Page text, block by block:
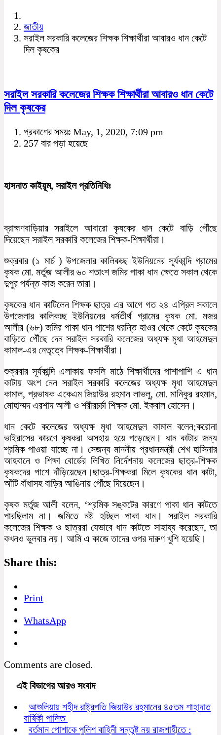
জাতীয়
সরাইল সরকারি কলেজের শিক্ষক শিক্ষার্থীরা আবারও ধান কেটে
দিল কৃষকের
সরাইল সরকারি কলেজের শিক্ষক শিক্ষার্থীরা আবারও ধান কেটে
দিল কৃষকের
প্রকাশের সময়ঃ May, 1, 2020, 7:09 pm
257 বার পড়া হয়েছে
হাসনাত কাইয়ূম, সরাইল প্রতিনিধিঃ
ব্রাহ্মণবাড়িয়ার সরাইলে আবারো কৃষকের ধান কেটে বাড়ি পৌঁছে
দিয়েছেন সরাইল সরকারি কলেজের শিক্ষক-শিক্ষার্থীরা।
শুক্রবার (১ মার্চ ) উপজেলার কালিকচ্ছ ইউনিয়নের সূর্যকান্দি গ্রামের
কৃষক মো. মর্তুজ আলীর ৬০ শতাংশ জমির পাকা ধান ক্ষেতে সকাল থেকে
দুপুর পর্যন্ত কাজ করেন তারা।
কৃষকের ধান কাটিলেন শিক্ষক ছাত্র এর আগে গত ২৪ এপ্রিল সকালে
উপজেলার কালিকচ্ছ ইউনিয়নের ধর্মতীর্থ গ্রামের কৃষক মো. মজর
আলীর (৬৮) জমির পাকা ধান পাশের ধরন্তি হাওর থেকে কেটে কৃষকের
বাড়িতে পৌঁছে দেন সরাইল সরকারি কলেজের অধ্যক্ষ মৃধা আহমেদুল
কামাল-এর নেতৃত্বে শিক্ষক-শিক্ষার্থীরা।
শুক্রবার সূর্যকান্দি এলাকায় ফসলি মাঠে শিক্ষার্থীদের পাশাপাশি এ ধান
কাটায় অংশ নেন সরাইল সরকারি কলেজের অধ্যক্ষ মৃধা আহমেদুল
কামাল, প্রভাষক একেএম জিয়াউর রহমান লাভলু, মো. মানিকুর রহমান,
মোহাম্মদ এরশাদ আলী ও শরীরচর্চা শিক্ষক মো. ইকবাল হোসেন।
ধান কেটে কলেজের অধ্যক্ষ মৃধা আহমেদুল কামাল বলেন;করোনা
ভাইরাসের কারণে কৃষকরা অসহায় হয়ে পড়েছেন। ধান কাটার জন্য
শ্রমিক পাওয়া যাচ্ছে না। সেজন্য মাননীয় প্রধানমন্ত্রী শেখ হাসিনার
আহবানে ও শিক্ষা বোর্ডের লিখিত নির্দেশনায় কলেজের ছাত্র-শিক্ষক
কৃষকদের পাশে দাঁড়িয়েছেন।ছাত্র-শিক্ষকরা মিলে কৃষকের ধান কাটা,
আঁটি বাঁধাসহ বাড়ির আঙিনায় পৌঁছে দিয়েছেন।
কৃষক মর্তুজ আলী বলেন, ‘শ্রমিক সঙ্কটের কারণে পাকা ধান কাটতে
পারছিলাম না। জমিতে নষ্ট হচ্ছিল পাকা ধান। সরাইল সরকারি
কলেজের শিক্ষক ও ছাত্ররা যেভাবে ধান কাটতে সাহায্য করেছেন, তা
কখনও ভুলবার নয়। আমি এ কাজে তাদের ওপর দারুণ খুশি হয়েছি।
Share this:
Print
WhatsApp
Comments are closed.
এই বিভাগের আরও সংবাদ
আশুলিয়ায় শহীদ রাষ্ট্রপতি জিয়াউর রহমানের ৪৫তম শাহাদাত
বার্ষিকী পালিত
বর্তমান পোশাকে পুলিশ বাহিনী সন্তুষ্ট নয় রাজশাহীতে :